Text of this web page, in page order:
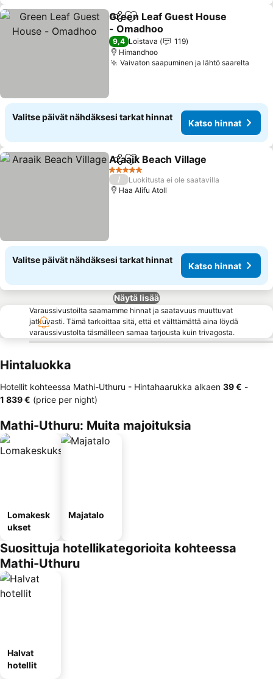
Jaa Lisää suosikkeihin
Green Leaf Guest House
- Omadhoo
9,4 Loistava
119
Himandhoo
Vaivaton saapuminen ja lähtö saarelta
Valitse päivät nähdäksesi tarkat hinnat
Katso hinnat
Jaa Lisää suosikkeihin
Araaik Beach Village
5 Tähtiluokitus
/
Luokitusta ei ole saatavilla
Haa Alifu Atoll
Valitse päivät nähdäksesi tarkat hinnat
Katso hinnat
Näytä lisää
Varaussivustoilta saamamme hinnat ja saatavuus muuttuvat
jatkuvasti. Tämä tarkoittaa sitä, että et välttämättä aina löydä
varaussivustolta täsmälleen samaa tarjousta kuin trivagosta.
Hintaluokka
Hotellit kohteessa Mathi-Uthuru - Hintahaarukka alkaen ‎39 € -
‎1 839 € (price per night)
Mathi-Uthuru: Muita majoituksia
Lomakesk
ukset
Majatalo
Suosittuja hotellikategorioita kohteessa
Mathi-Uthuru
Halvat
hotellit